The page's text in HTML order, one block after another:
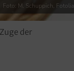
Foto: M. Schuppich, Fotolia
der